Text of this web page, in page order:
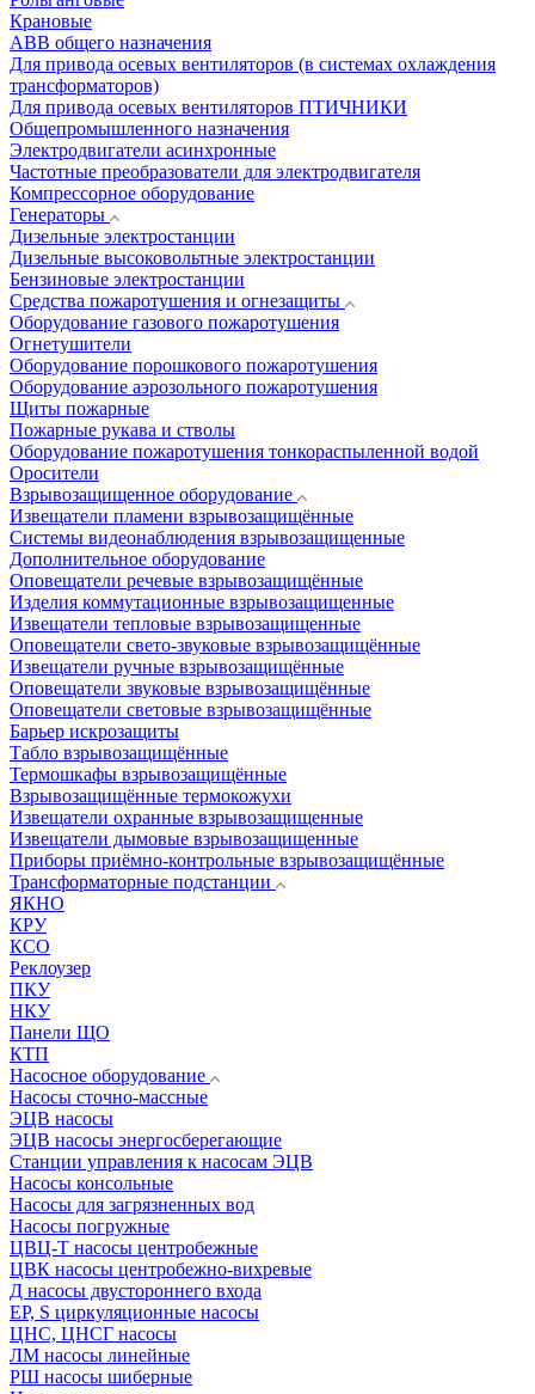
Крановые
АВВ общего назначения
Для привода осевых вентиляторов (в системах охлаждения
трансформаторов)
Для привода осевых вентиляторов ПТИЧНИКИ
Общепромышленного назначения
Электродвигатели асинхронные
Частотные преобразователи для электродвигателя
Компрессорное оборудование
Генераторы
Дизельные электростанции
Дизельные высоковольтные электростанции
Бензиновые электростанции
Средства пожаротушения и огнезащиты
Оборудование газового пожаротушения
Огнетушители
Оборудование порошкового пожаротушения
Оборудование аэрозольного пожаротушения
Щиты пожарные
Пожарные рукава и стволы
Оборудование пожаротушения тонкораспыленной водой
Оросители
Взрывозащищенное оборудование
Извещатели пламени взрывозащищённые
Системы видеонаблюдения взрывозащищенные
Дополнительное оборудование
Оповещатели речевые взрывозащищённые
Изделия коммутационные взрывозащищенные
Извещатели тепловые взрывозащищенные
Оповещатели свето-звуковые взрывозащищённые
Извещатели ручные взрывозащищённые
Оповещатели звуковые взрывозащищённые
Оповещатели световые взрывозащищённые
Барьер искрозащиты
Табло взрывозащищённые
Термошкафы взрывозащищённые
Взрывозащищённые термокожухи
Извещатели охранные взрывозащищенные
Извещатели дымовые взрывозащищенные
Приборы приёмно-контрольные взрывозащищённые
Трансформаторные подстанции
ЯКНО
КРУ
КСО
Реклоузер
ПКУ
НКУ
Панели ЩО
КТП
Насосное оборудование
Насосы сточно-массные
ЭЦВ насосы
ЭЦВ насосы энергосберегающие
Станции управления к насосам ЭЦВ
Насосы консольные
Насосы для загрязненных вод
Насосы погружные
ЦВЦ-Т насосы центробежные
ЦВК насосы центробежно-вихревые
Д насосы двустороннего входа
EP, S циркуляционные насосы
ЦНС, ЦНСГ насосы
ЛМ насосы линейные
РШ насосы шиберные